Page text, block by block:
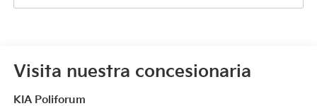
Visita nuestra concesionaria
KIA Poliforum